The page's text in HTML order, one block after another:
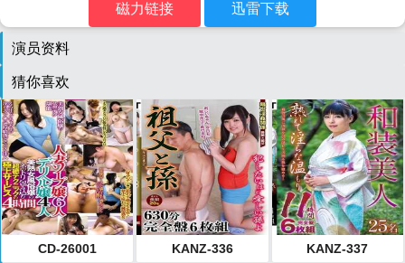
磁力链接 迅雷下载
演员资料
猜你喜欢
CD-26001 KANZ-336 KANZ-337